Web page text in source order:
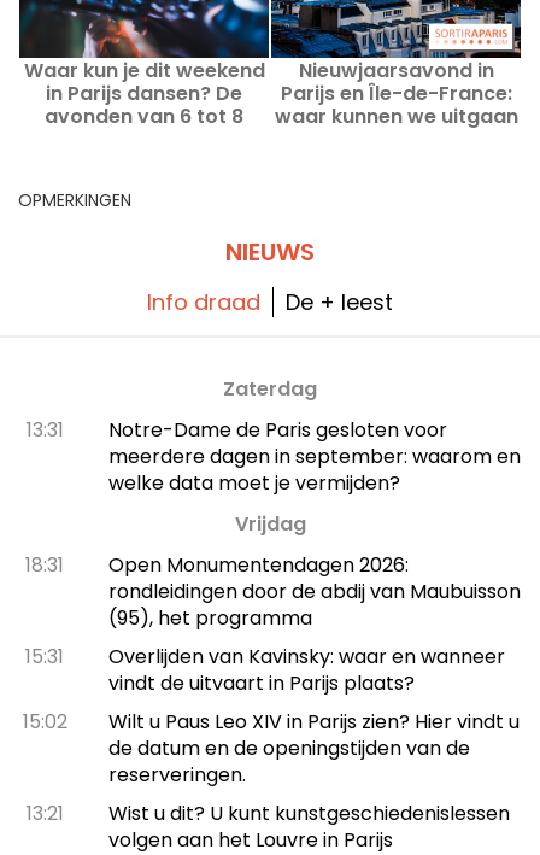
Waar kun je dit weekend
in Parijs dansen? De
avonden van 6 tot 8
Nieuwjaarsavond in
Parijs en Île-de-France:
waar kunnen we uitgaan
OPMERKINGEN
NIEUWS
Info draad De + leest
Zaterdag
13:31
Notre-Dame de Paris gesloten voor
meerdere dagen in september: waarom en
welke data moet je vermijden?
Vrijdag
18:31
Open Monumentendagen 2026:
rondleidingen door de abdij van Maubuisson
(95), het programma
15:31
Overlijden van Kavinsky: waar en wanneer
vindt de uitvaart in Parijs plaats?
15:02
Wilt u Paus Leo XIV in Parijs zien? Hier vindt u
de datum en de openingstijden van de
reserveringen.
13:21
Wist u dit? U kunt kunstgeschiedenislessen
volgen aan het Louvre in Parijs